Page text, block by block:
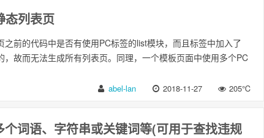
态列表页
前的代码中是否有使用PC标签的list模块，而且标签中加入了
故而无法生成所有列表页。同理，一个模板页面中使用多个PC
abel-lan 2018-11-27 205℃
词语、字符串或关键词等(可用于查找违规